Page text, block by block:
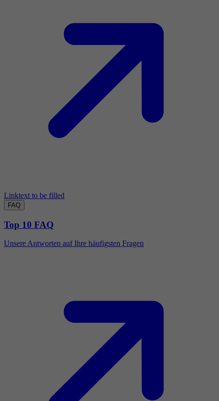
Linktext to be filled
FAQ
Top 10 FAQ
Unsere Antworten auf Ihre häufigsten Fragen